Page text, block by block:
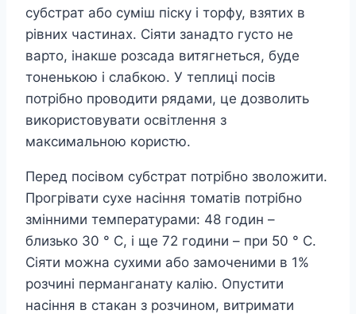
субстрат або суміш піску і торфу, взятих в
рівних частинах. Сіяти занадто густо не
варто, інакше розсада витягнеться, буде
тоненькою і слабкою. У теплиці посів
потрібно проводити рядами, це дозволить
використовувати освітлення з
максимальною користю.
Перед посівом субстрат потрібно зволожити.
Прогрівати сухе насіння томатів потрібно
змінними температурами: 48 годин –
близько 30 ° С, і ще 72 години – при 50 ° С.
Сіяти можна сухими або замоченими в 1%
розчині перманганату калію. Опустити
насіння в стакан з розчином, витримати